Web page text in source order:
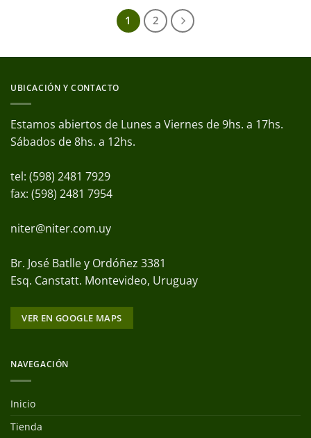
1 2
UBICACIÓN Y CONTACTO
Estamos abiertos de Lunes a Viernes de 9hs. a 17hs.
Sábados de 8hs. a 12hs.
tel: (598) 2481 7929
fax: (598) 2481 7954
niter@niter.com.uy
Br. José Batlle y Ordóñez 3381
Esq. Canstatt. Montevideo, Uruguay
VER EN GOOGLE MAPS
NAVEGACIÓN
Inicio
Tienda